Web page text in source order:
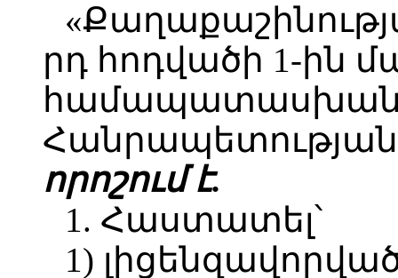
րդ հոդվածի 1-ին
Հանրապետության
որոշում է.
1. Հաստատել՝
1)